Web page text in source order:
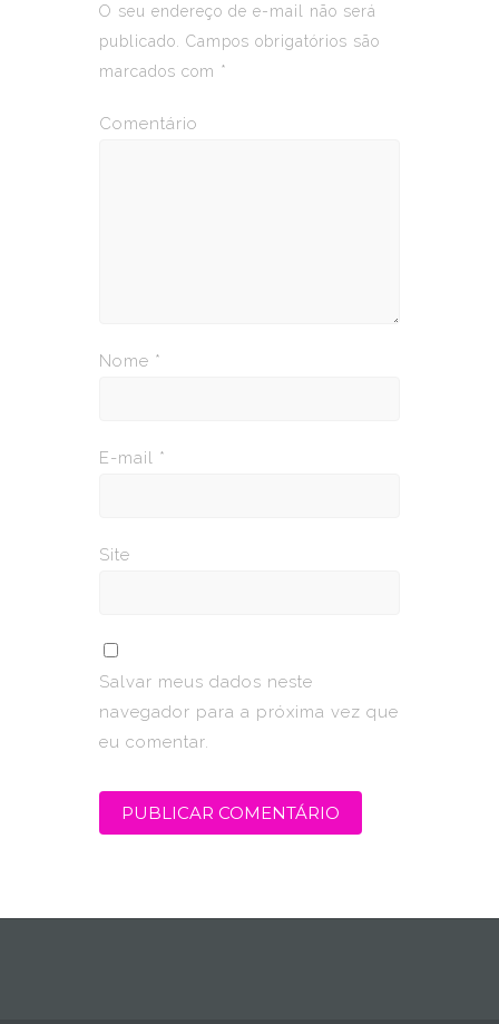
O seu endereço de e-mail não será
publicado.
Campos obrigatórios são
marcados com *
Comentário
Nome *
E-mail *
Site
Salvar meus dados neste
navegador para a próxima vez que
eu comentar.